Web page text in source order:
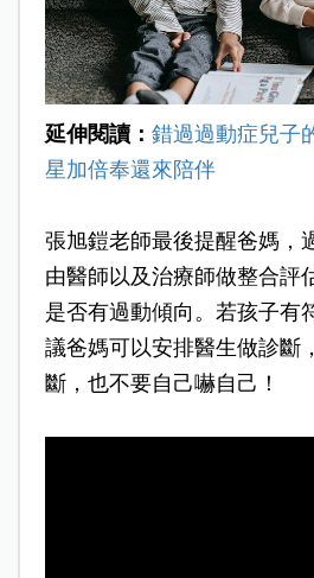
延伸閱讀： 錯過過動症兒子
星加倍奉還來陪伴
張旭鎧老師最後提醒爸媽，
由醫師以及治療師做整合評
是否有過動傾向。若孩子有
議爸媽可以安排醫生做診斷
斷，也不要自己嚇自己！